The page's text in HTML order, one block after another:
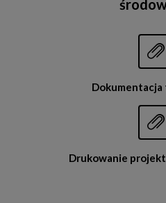




Drukowanie